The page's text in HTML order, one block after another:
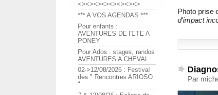
Photo prise
d'impact
Par
<><><><><><><><>
*** A VOS AGENDAS ***
Pour enfants :
AVENTURES DE l'ETE A
PONEY
Pour Ados : stages, randos
AVENTURES A CHEVAL
02->12/08/2026 : Festival
des " Rencontres ARIOSO
"